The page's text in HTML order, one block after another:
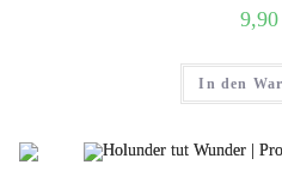
9,90
In den